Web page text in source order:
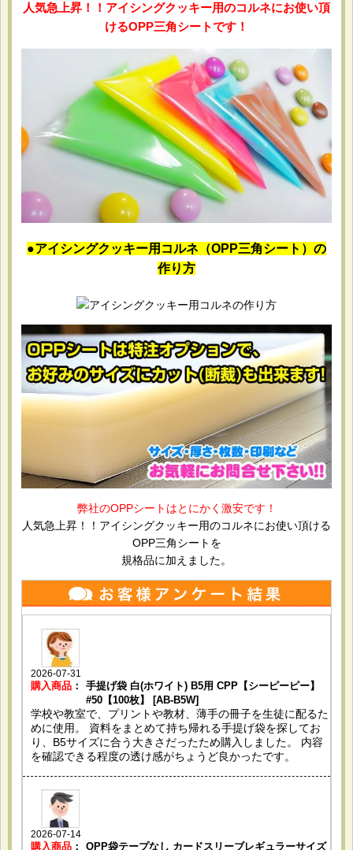
人気急上昇！！アイシングクッキー用のコルネにお使い頂
けるOPP三角シートです！
●アイシングクッキー用コルネ （OPP三角シート）の
作り方
弊社のOPPシートはとにかく激安です！
人気急上昇！！アイシングクッキー用のコルネにお使い頂ける
OPP三角シートを
規格品に加えました。
2026-07-31
購入商品 ：
手提げ袋 白(ホワイト) B5用 CPP【シーピーピー】
#50【100枚】 [AB-B5W]
学校や教室で、プリントや教材、薄手の冊子を生徒に配るた
めに使用。 資料をまとめて持ち帰れる手提げ袋を探してお
り、B5サイズに合う大きさだったため購入しました。 内容
を確認できる程度の透け感がちょうど良かったです。
2026-07-14
購入商品 ： OPP袋テープなし カードスリーブレギュラーサイズ